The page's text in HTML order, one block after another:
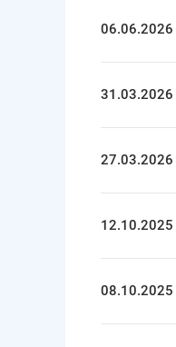
06.06.2026
31.03.2026
27.03.2026
12.10.2025
08.10.2025